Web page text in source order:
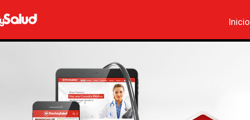
Inicio